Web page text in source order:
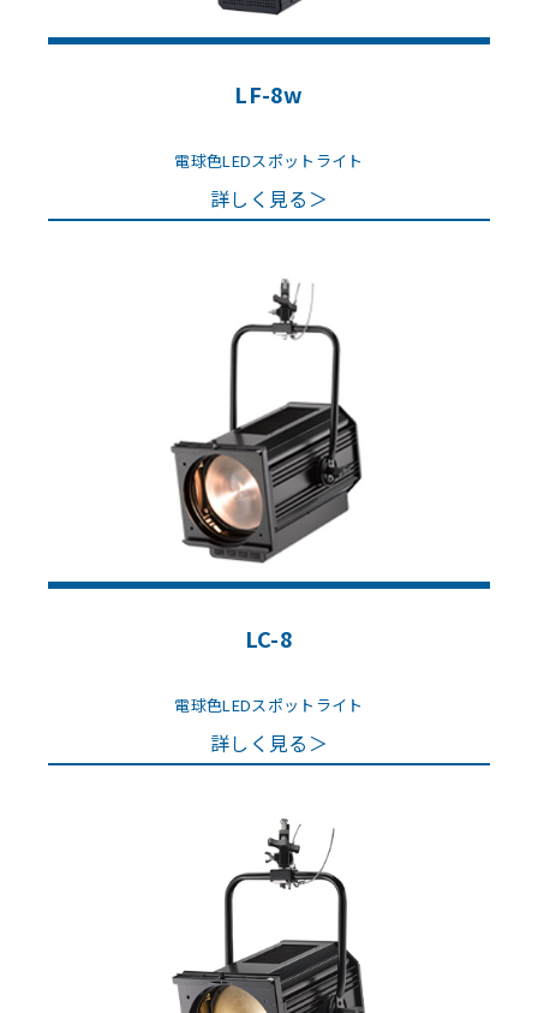
LF-8w
電球色LEDスポットライト
詳しく見る＞
LC-8
電球色LEDスポットライト
詳しく見る＞